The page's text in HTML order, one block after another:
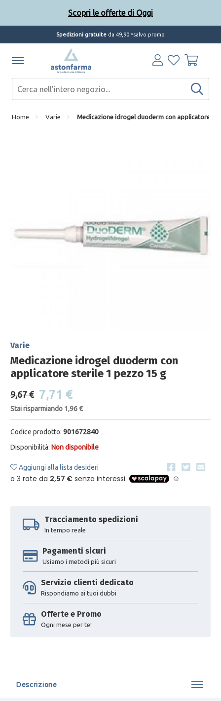
Spedizioni gratuite da 49,90 *salvo promo
Home Varie Medicazione idrogel duoderm con applicatore
Varie
Medicazione idrogel duoderm con
applicatore sterile 1 pezzo 15 g
9,67 € 7,71 €
Stai risparmiando 1,96 €
Codice prodotto: 901672840
Disponibilità: Non disponibile
Aggiungi alla lista desideri
Tracciamento spedizioni
In tempo reale
Pagamenti sicuri
Usiamo i metodi più sicuri
Servizio clienti dedicato
Rispondiamo ai tuoi dubbi
Offerte e Promo
Ogni mese per te!
Descrizione
Scopri le offerte di Oggi